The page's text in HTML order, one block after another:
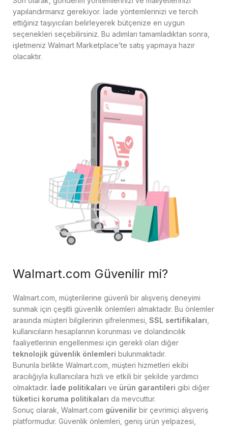
yapılandırmanız gerekiyor. İade yöntemlerinizi ve tercih
ettiğiniz taşıyıcıları belirleyerek bütçenize en uygun
seçenekleri seçebilirsiniz. Bu adımları tamamladıktan sonra,
işletmeniz Walmart Marketplace’te satış yapmaya hazır
olacaktır.
Walmart.com Güvenilir mi?
Walmart.com, müşterilerine güvenli bir alışveriş deneyimi
sunmak için çeşitli güvenlik önlemleri almaktadır. Bu önlemler
arasında müşteri bilgilerinin şifrelenmesi, SSL sertifikaları
kullanıcıların hesaplarının korunması ve dolandırıcılık
faaliyetlerinin engellenmesi için gerekli olan diğer
teknolojik güvenlik önlemleri bulunmaktadır.
Bununla birlikte Walmart.com, müşteri hizmetleri ekibi
aracılığıyla kullanıcılara hızlı ve etkili bir şekilde yardımcı
olmaktadır. İade politikaları ve ürün garantileri gibi diğer
tüketici koruma politikaları da mevcuttur.
Sonuç olarak, Walmart.com güvenilir bir çevrimiçi alışveriş
platformudur. Güvenlik önlemleri, geniş ürün yelpazesi,